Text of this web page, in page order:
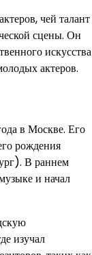
чей талант
сцены. Он
искусства
актеров.
в Москве. Его
рождения
В раннем
и начал
изучал